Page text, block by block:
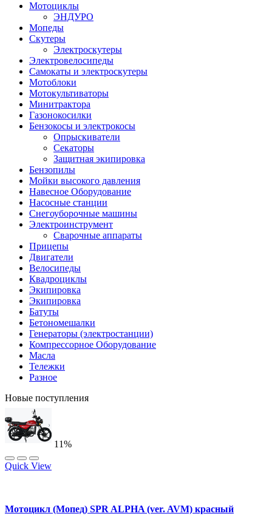
Мотоциклы
ЭНДУРО
Мопеды
Скутеры
Электроскутеры
Электровелосипеды
Самокаты и электроскутеры
Мотоблоки
Мотокультиваторы
Минитрактора
Газонокосилки
Бензокосы и электрокосы
Опрыскиватели
Секаторы
Защитная экипировка
Бензопилы
Мойки высокого давления
Навесное Оборудование
Насосные станции
Снегоуборочные машины
Электроинструмент
Сварочные аппараты
Прицепы
Двигатели
Велосипеды
Квадроциклы
Экипировка
Экипировка
Батуты
Бетономешалки
Генераторы (электростанции)
Компрессорное Оборудование
Масла
Тележки
Разное
Новые поступления
11%
Quick View
Мотоцикл (Мопед) SPR ALPHA (ver. AVM) красный